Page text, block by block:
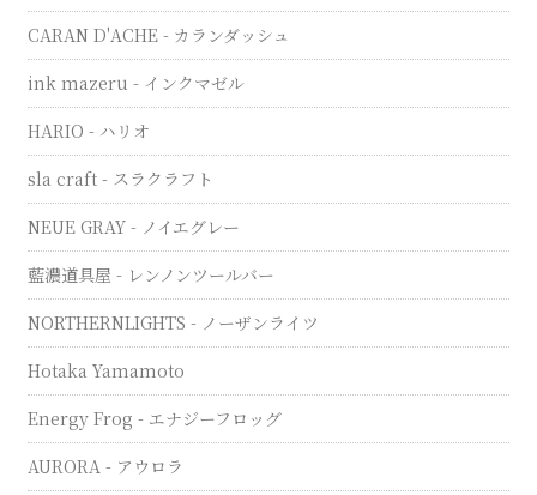
CARAN D'ACHE - カランダッシュ
ink mazeru - インクマゼル
HARIO - ハリオ
sla craft - スラクラフト
NEUE GRAY - ノイエグレー
藍濃道具屋 - レンノンツールバー
NORTHERNLIGHTS - ノーザンライツ
Hotaka Yamamoto
Energy Frog - エナジーフロッグ
AURORA - アウロラ